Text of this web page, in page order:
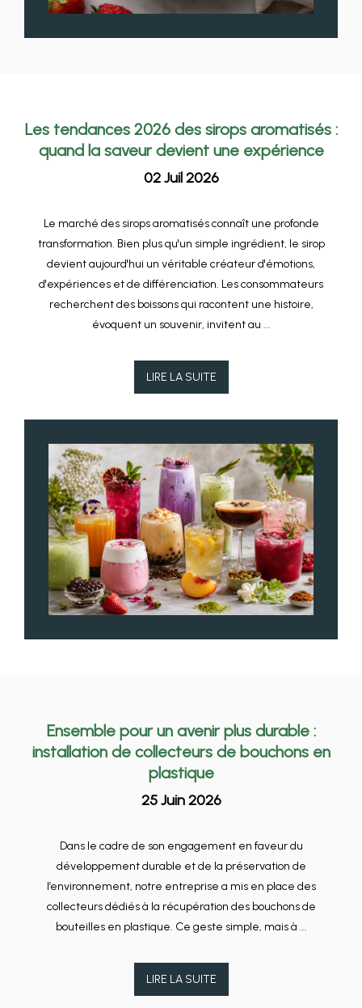
Les tendances 2026 des sirops aromatisés :
quand la saveur devient une expérience
02 Juil 2026
Le marché des sirops aromatisés connaît une profonde
transformation. Bien plus qu'un simple ingrédient, le sirop
devient aujourd'hui un véritable créateur d'émotions,
d'expériences et de différenciation. Les consommateurs
recherchent des boissons qui racontent une histoire,
évoquent un souvenir, invitent au ...
LIRE LA SUITE
Ensemble pour un avenir plus durable :
installation de collecteurs de bouchons en
plastique
25 Juin 2026
Dans le cadre de son engagement en faveur du
développement durable et de la préservation de
l’environnement, notre entreprise a mis en place des
collecteurs dédiés à la récupération des bouchons de
bouteilles en plastique. Ce geste simple, mais à ...
LIRE LA SUITE